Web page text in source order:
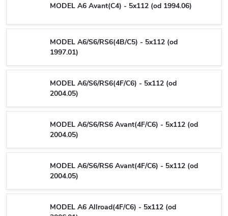
MODEL A6 Avant(C4) - 5x112 (od 1994.06)
MODEL A6/S6/RS6(4B/C5) - 5x112 (od
1997.01)
MODEL A6/S6/RS6(4F/C6) - 5x112 (od
2004.05)
MODEL A6/S6/RS6 Avant(4F/C6) - 5x112 (od
2004.05)
MODEL A6/S6/RS6 Avant(4F/C6) - 5x112 (od
2004.05)
MODEL A6 Allroad(4F/C6) - 5x112 (od